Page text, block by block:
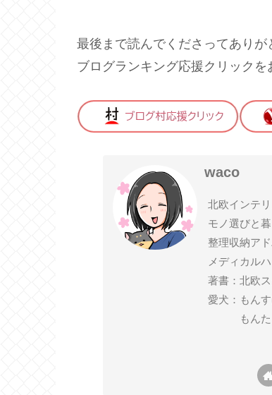
最後まで読んでくださってありが
ブログランキング応援クリックを
waco
北欧インテ
モノ選びと
整理収納ア
メディカル
著書：北欧
愛犬：もん
もんた（